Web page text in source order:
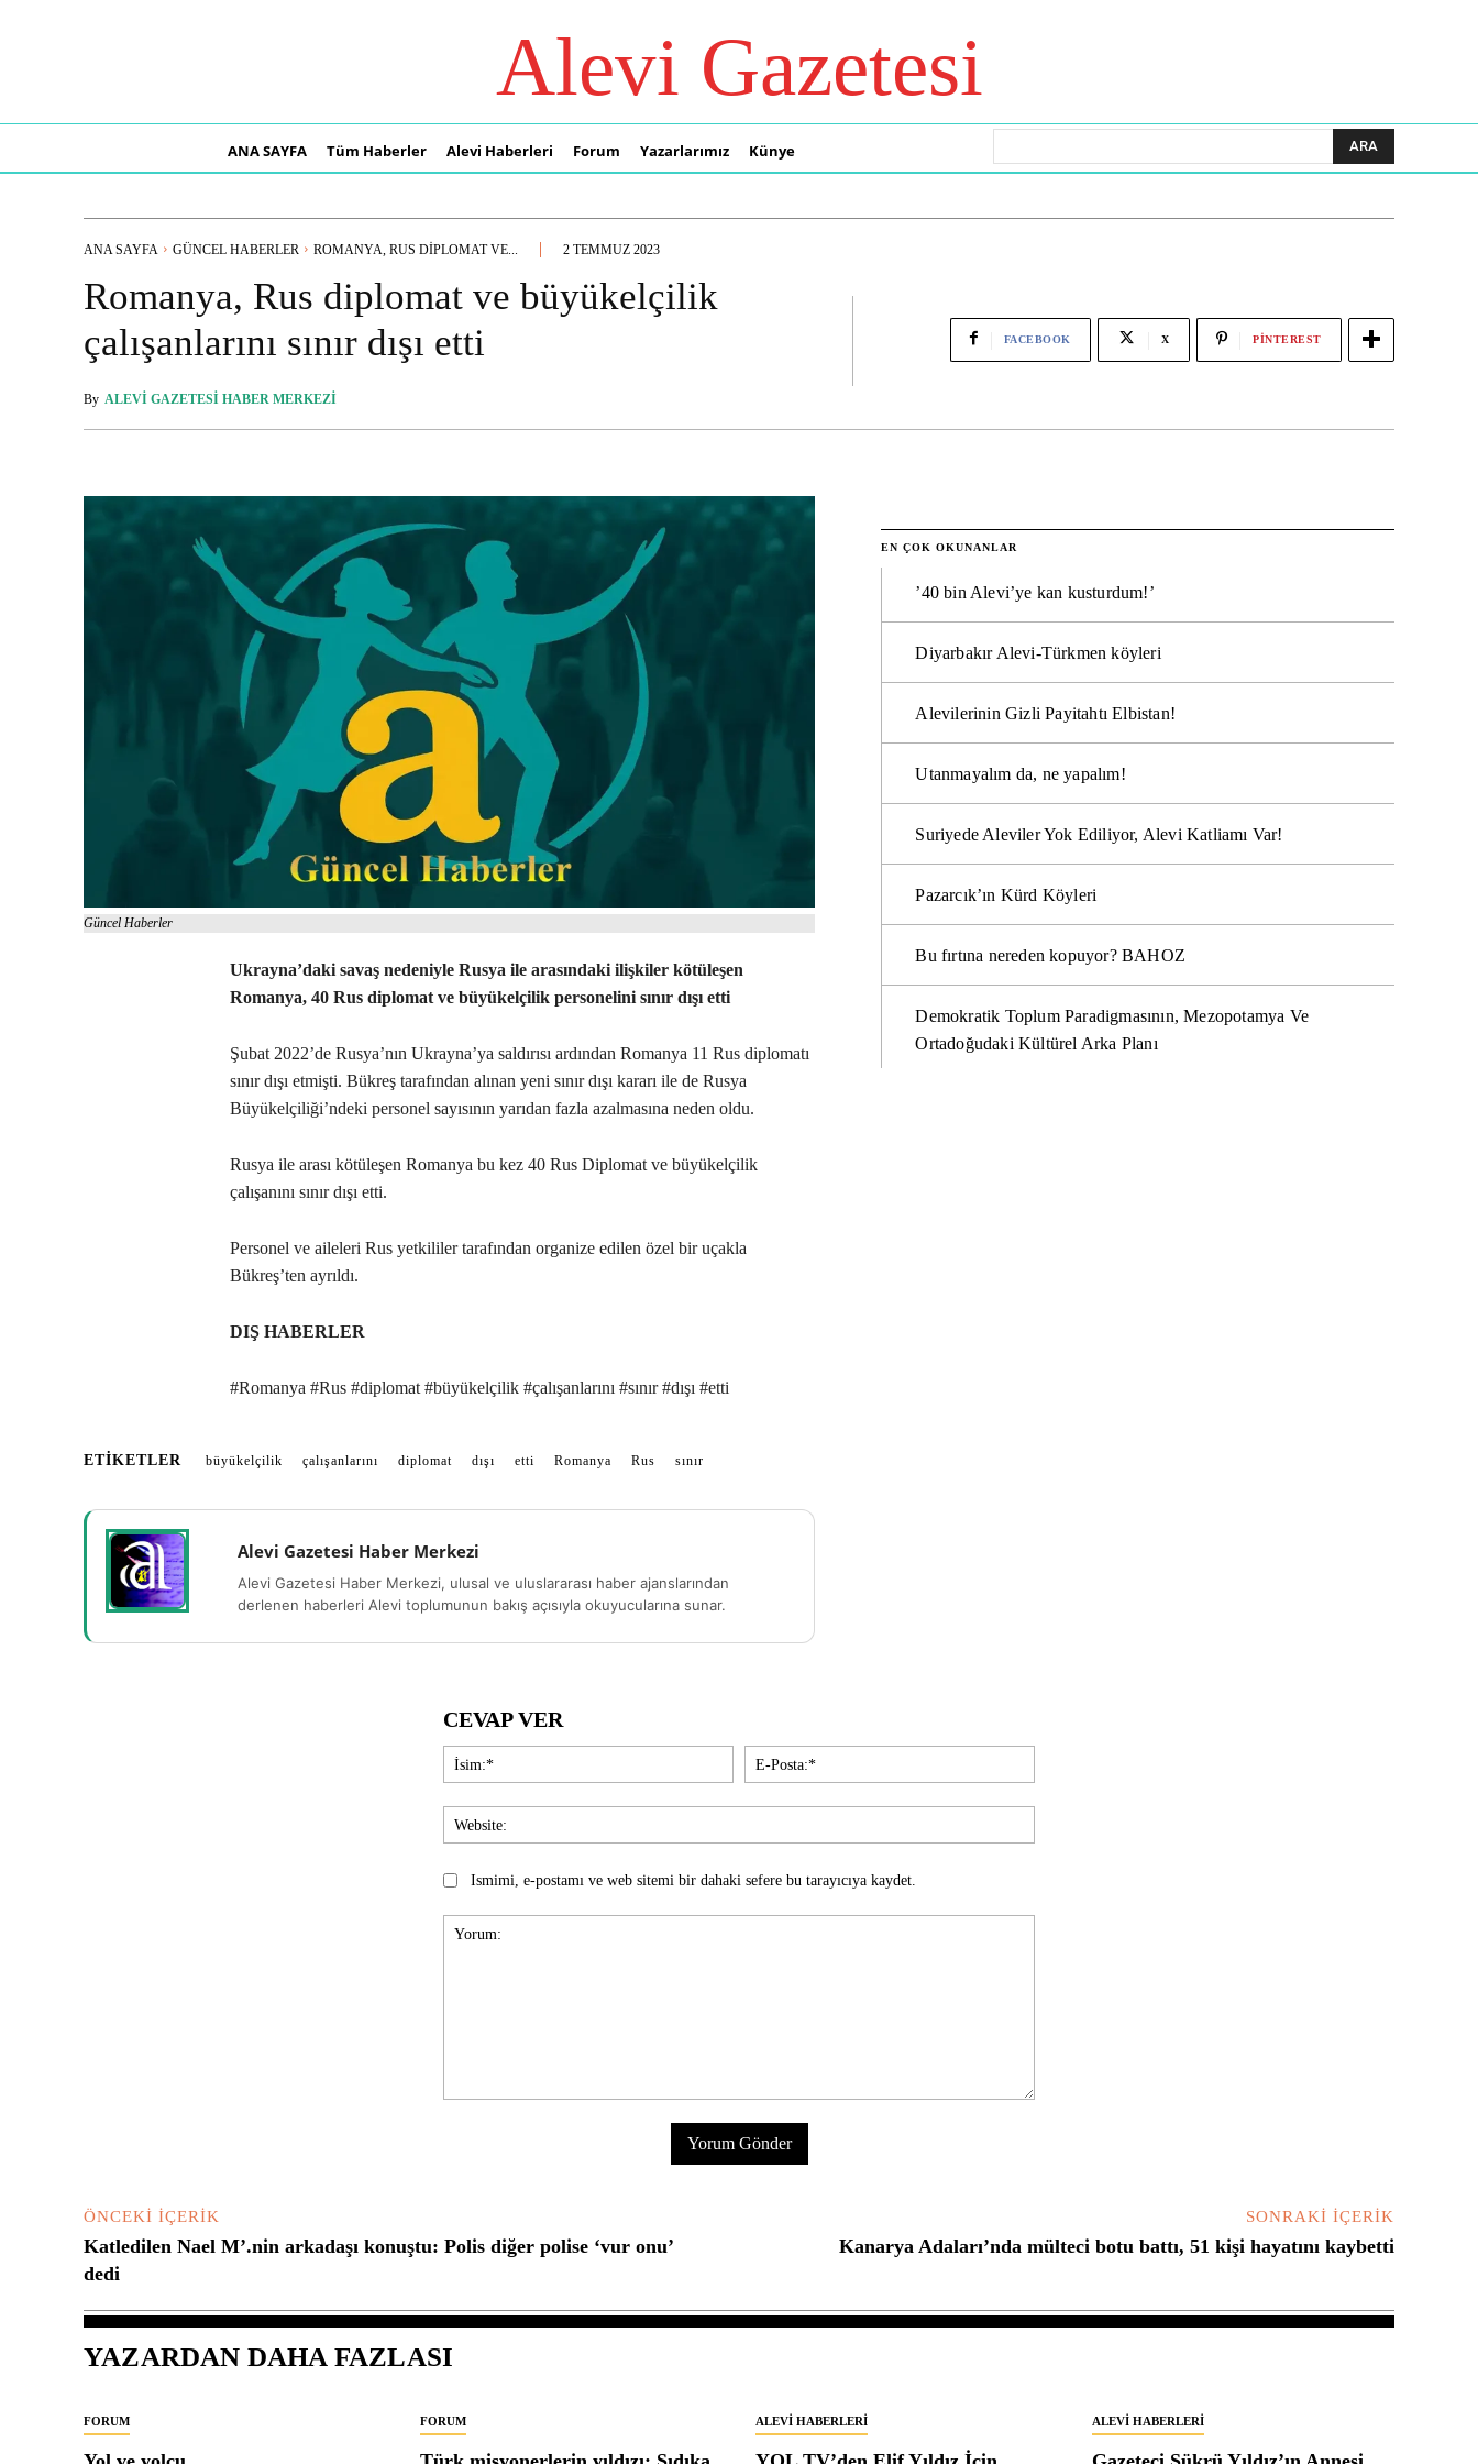
Alevi Gazetesi
ANA SAYFA Tüm Haberler Alevi Haberleri Forum Yazarlarımız Künye ARA
ANA SAYFA GÜNCEL HABERLER ROMANYA, RUS DIPLOMAT VE... 2 TEMMUZ 2023
Romanya, Rus diplomat ve büyükelçilik
çalışanlarını sınır dışı etti
By ALEVI GAZETESI HABER MERKEZI
FACEBOOK X PINTEREST
Güncel Haberler
Ukrayna’daki savaş nedeniyle Rusya ile arasındaki ilişkiler kötüleşen
Romanya, 40 Rus diplomat ve büyükelçilik personelini sınır dışı etti
Şubat 2022’de Rusya’nın Ukrayna’ya saldırısı ardından Romanya 11 Rus diplomatı
sınır dışı etmişti. Bükreş tarafından alınan yeni sınır dışı kararı ile de Rusya
Büyükelçiliği’ndeki personel sayısının yarıdan fazla azalmasına neden oldu.
Rusya ile arası kötüleşen Romanya bu kez 40 Rus Diplomat ve büyükelçilik
çalışanını sınır dışı etti.
Personel ve aileleri Rus yetkililer tarafından organize edilen özel bir uçakla
Bükreş’ten ayrıldı.
DIŞ HABERLER
#Romanya #Rus #diplomat #büyükelçilik #çalışanlarını #sınır #dışı #etti
ETIKETLER büyükelçilik çalışanlarını diplomat dışı etti Romanya Rus sınır
Alevi Gazetesi Haber Merkezi
Alevi Gazetesi Haber Merkezi, ulusal ve uluslararası haber ajanslarından
derlenen haberleri Alevi toplumunun bakış açısıyla okuyucularına sunar.
EN ÇOK OKUNANLAR
’40 bin Alevi’ye kan kusturdum!’
Diyarbakır Alevi-Türkmen köyleri
Alevilerinin Gizli Payitahtı Elbistan!
Utanmayalım da, ne yapalım!
Suriyede Aleviler Yok Ediliyor, Alevi Katliamı Var!
Pazarcık’ın Kürd Köyleri
Bu fırtına nereden kopuyor? BAHOZ
Demokratik Toplum Paradigmasının, Mezopotamya Ve
Ortadoğudaki Kültürel Arka Planı
CEVAP VER
İsim:*
Posta:*
Ismimi, e-postamı ve web sitemi bir dahaki sefere bu tarayıcıya kaydet.
ÖNCEKI İÇERIK
Katledilen Nael M’.nin arkadaşı konuştu: Polis diğer polise ‘vur onu’
dedi
SONRAKI İÇERIK
Kanarya Adaları’nda mülteci botu battı, 51 kişi hayatını kaybetti
YAZARDAN DAHA FAZLASI
FORUM FORUM ALEVI HABERLERI ALEVI HABERLERI